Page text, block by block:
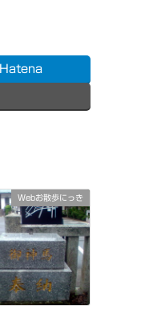
Hatena
Webお散歩にっき